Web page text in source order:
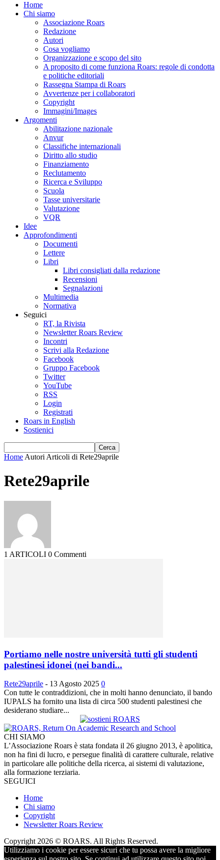
Home
Chi siamo
Associazione Roars
Redazione
Autori
Cosa vogliamo
Organizzazione e scopo del sito
A proposito di come funziona Roars: regole di condotta
e politiche editoriali
Rassegna Stampa di Roars
Avvertenze per i collaboratori
Copyright
Immagini/Images
Argomenti
Abilitazione nazionale
Anvur
Classifiche internazionali
Diritto allo studio
Finanziamento
Reclutamento
Ricerca e Sviluppo
Scuola
Tasse universitarie
Valutazione
VQR
Idee
Approfondimenti
Documenti
Lettere
Libri
Libri consigliati dalla redazione
Recensioni
Segnalazioni
Multimedia
Normativa
Seguici
RT, la Rivista
Newsletter Roars Review
Incontri
Scrivi alla Redazione
Facebook
Gruppo Facebook
Twitter
YouTube
RSS
Login
Registrati
Roars in English
Sostienici
Home Autori Articoli di Rete29aprile
Rete29aprile
1 ARTICOLI 0 Commenti
Portiamo nelle nostre università tutti gli studenti
palestinesi idonei (nei bandi...
Rete29aprile - 13 Agosto 2025 0
Con tutte le contraddizioni, che in molti hanno denunciato, il bando
IUPALS ha fornito una lista di circa 500 studenti palestinesi che
desiderano studiare...
CHI SIAMO
L’Associazione Roars è stata fondata il 26 giugno 2013, è apolitica,
non ha fini di lucro, e persegue finalità di carattere culturale, relative
in particolare alle politiche della ricerca, ai sistemi di valutazione,
alla formazione terziaria.
SEGUICI
Home
Chi siamo
Copyright
Newsletter Roars Review
Copyright 2026 © ROARS. All Rights Reserved.
Utilizziamo i cookie per essere sicuri che tu possa avere la migliore